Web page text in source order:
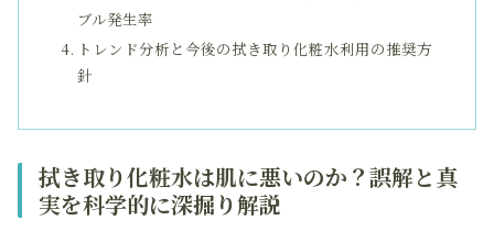
ブル発生率
トレンド分析と今後の拭き取り化粧水利用の推奨方
針
拭き取り化粧水は肌に悪いのか？誤解と真
実を科学的に深掘り解説